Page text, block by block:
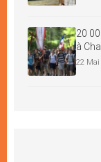
20
à
22 Mai